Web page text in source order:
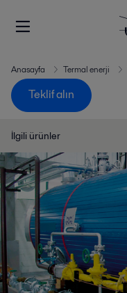
Anasayfa Termal enerji
Teklif alın
İlgili ürünler